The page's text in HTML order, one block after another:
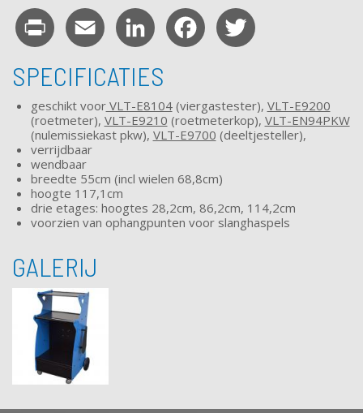
Print Email LinkedInFacebook
SPECIFICATIES
geschikt voorVLT-E8104(viergastester), VLT-E9200
(roetmeter), VLT-E9210 (roetmeterkop), VLT-EN94PKW
(nulemissiekast pkw), VLT-E9700 (deeltjesteller),
verrijdbaar
wendbaar
breedte 55cm (incl wielen 68,8cm)
hoogte 117,1cm
drie etages: hoogtes 28,2cm, 86,2cm, 114,2cm
voorzien van ophangpunten voor slanghaspels
GALERIJ